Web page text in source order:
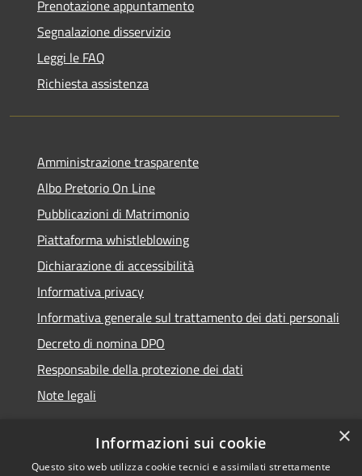
Prenotazione appuntamento
Segnalazione disservizio
Leggi le FAQ
Richiesta assistenza
Amministrazione trasparente
Albo Pretorio On Line
Pubblicazioni di Matrimonio
Piattaforma whistleblowing
Dichiarazione di accessibilità
Informativa privacy
Informativa generale sul trattamento dei dati personali
Decreto di nomina DPO
Responsabile della protezione dei dati
Note legali
×
Informazioni sui cookie
Questo sito web utilizza cookie tecnici e assimilati strettamente